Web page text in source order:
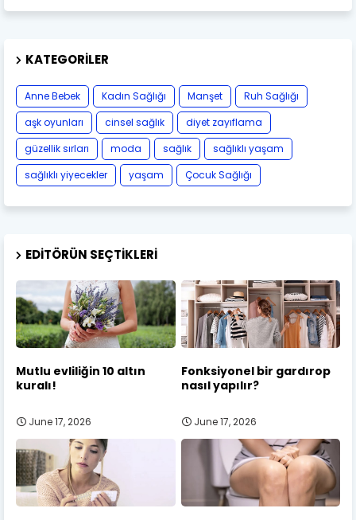
KATEGORILER
Anne Bebek Kadın Sağlığı Manşet
Ruh Sağlığı
aşk oyunları
cinsel sağlık
diyet zayıflama
güzellik sırları
moda sağlık
sağlıklı yaşam
sağlıklı yiyecekler
yaşam Çocuk Sağlığı
EDITÖRÜN SEÇTIKLERI
Mutlu evliliğin 10 altın
kuralı!
June 17, 2026
Fonksiyonel bir gardırop
nasıl yapılır?
June 17, 2026